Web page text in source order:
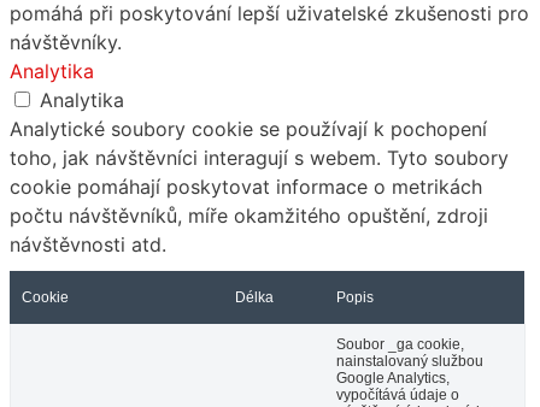
pomáhá při poskytování lepší uživatelské zkušenosti pro
návštěvníky.
Analytika
Analytika
Analytické soubory cookie se používají k pochopení
toho, jak návštěvníci interagují s webem. Tyto soubory
cookie pomáhají poskytovat informace o metrikách
počtu návštěvníků, míře okamžitého opuštění, zdroji
návštěvnosti atd.
Cookie Délka Popis
Soubor _ga cookie,
nainstalovaný službou
Google Analytics,
vypočítává údaje o